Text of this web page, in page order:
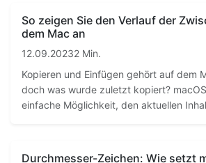
So zeigen Sie den Verlauf der
dem Mac an
12.09.20232 Min.
Kopieren und Einfügen gehört auf dem
doch was wurde zuletzt kopiert?
einfache Möglichkeit, den aktuellen
Durchmesser-Zeichen: Wie setzt